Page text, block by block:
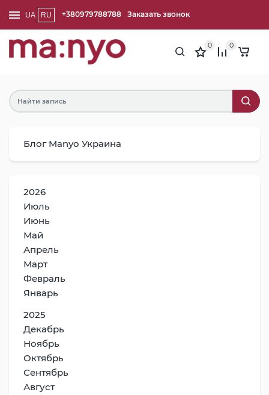
UA RU +380979788788 Заказать звонок
0 0
Блог Manyo Украина
2026
Июль
Июнь
Май
Апрель
Март
Февраль
Январь
2025
Декабрь
Ноябрь
Октябрь
Сентябрь
Август